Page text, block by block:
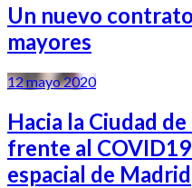
Un nuevo
mayores
12 mayo 2020
Hacia la Ciudad
frente al
espacial de Madrid